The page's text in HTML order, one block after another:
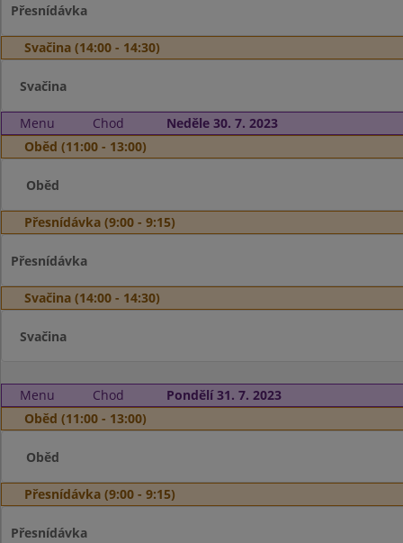
Přesnídávka
Svačina (14:00 - 14:30)
Svačina
Menu Chod
Neděle 30. 7. 2023
Oběd (11:00 - 13:00)
Oběd
Přesnídávka (9:00 - 9:15)
Přesnídávka
Svačina (14:00 - 14:30)
Svačina
Menu Chod
Pondělí 31. 7. 2023
Oběd (11:00 - 13:00)
Oběd
Přesnídávka (9:00 - 9:15)
Přesnídávka